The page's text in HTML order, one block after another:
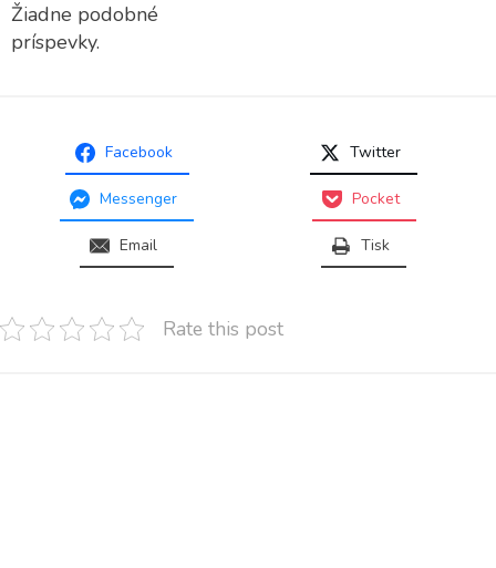
Žiadne podobné
príspevky.
Facebook Twitter
Messenger Pocket
Email Tisk
Rate this post